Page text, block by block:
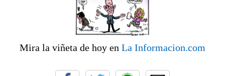
Mira la viñeta de hoy en La Informacion.com